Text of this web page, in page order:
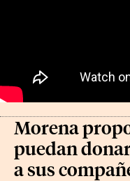
Morena
puedan
a sus